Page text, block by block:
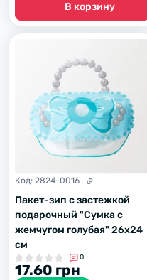
В корзину
Код: 2824-0016
Пакет-зип с застежкой
подарочный "Сумка с
жемчугом голубая" 26х24
см
0
17.60 грн